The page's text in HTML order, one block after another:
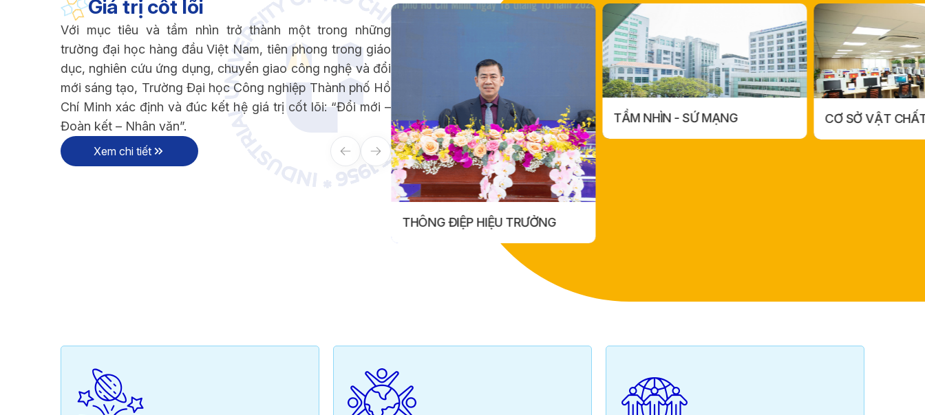
Giá trị cốt lõi
Với mục tiêu và tầm nhìn trở thành một trong những
trường đại học hàng đầu Việt Nam, tiên phong trong giáo
dục, nghiên cứu ứng dụng, chuyển giao công nghệ và đổi
mới sáng tạo, Trường Đại học Công nghiệp Thành phố Hồ
Chí Minh xác định và đúc kết hệ giá trị cốt lõi: “Đổi mới –
Đoàn kết – Nhân văn”.
Xem chi tiết
ĐƠN VỊ TRỰC THUỘC VỀ CHÚNG TÔI
THÔNG ĐIỆP HIỆU TRƯỞNG
THÔNG ĐIỆP HIỆU TRƯỞNG
TẦM NHÌN - SỨ MẠNG CƠ SỞ VẬT